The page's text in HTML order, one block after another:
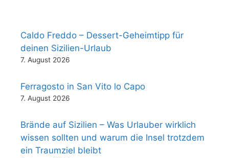
Caldo Freddo – Dessert-Geheimtipp für
deinen Sizilien-Urlaub
7. August 2026
Ferragosto in San Vito lo Capo
7. August 2026
Brände auf Sizilien – Was Urlauber wirklich
wissen sollten und warum die Insel trotzdem
ein Traumziel bleibt